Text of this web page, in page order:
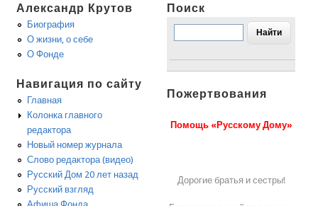
Александр Крутов
Биография
О жизни, о себе
О Фонде
Навигация по сайту
Главная
Колонка главного
редактора
Новый номер журнала
Слово редактора (видео)
Русский Дом 20 лет назад
Русский взгляд
Поиск
Пожертвования
Помощь «Русскому Дому»
Дорогие братья и сестры!